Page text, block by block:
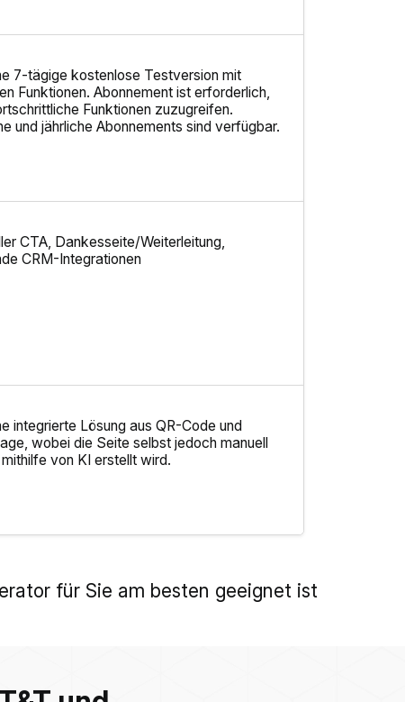
7-tägige kostenlose Testversion mit
Funktionen. Abonnement ist erforderlich,
Funktionen zuzugreifen.
und jährliche Abonnements sind verfügbar.
CTA, Dankesseite/Weiterleitung,
CRM-Integrationen
integrierte Lösung aus QR-Code und
wobei die Seite selbst jedoch manuell
von KI erstellt wird.
für Sie am besten geeignet ist